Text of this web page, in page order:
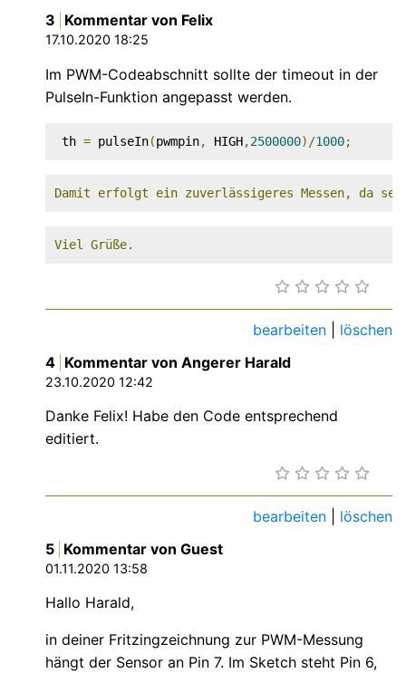
3 Kommentar von Felix
17.10.2020 18:25
Im PWM-Codeabschnitt sollte der timeout in der
PulseIn-Funktion angepasst werden.
th = pulseIn(pwmpin, HIGH,2500000) /1000;
Damit erfolgt ein zuverlässigeres Messen, da
Viel Grüße.
bearbeiten
löschen
4 Kommentar von Angerer Harald
23.10.2020 12:42
Danke Felix! Habe den Code entsprechend
editiert.
bearbeiten
löschen
5 Kommentar von Guest
01.11.2020 13:58
Hallo Harald,
in deiner Fritzingzeichnung zur PWM-Messung
hängt der Sensor an Pin 7. Im Sketch steht Pin 6,